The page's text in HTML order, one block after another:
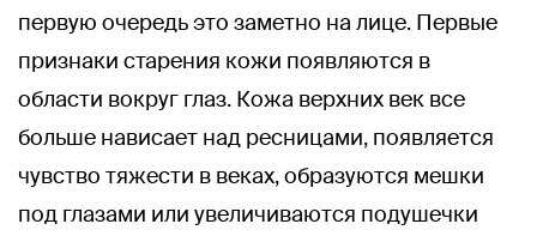
первую очередь это заметно на лице. Первые
признаки старения кожи появляются в
области вокруг глаз. Кожа верхних век все
больше нависает над ресницами, появляется
чувство тяжести в веках, образуются мешки
под глазами или увеличиваются подушечки